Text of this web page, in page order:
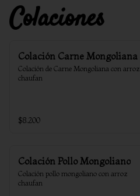
Colaciones
Colación Carne Mongoliana
Colación de Carne Mongoliana con arroz
chaufan
$8.200
Colación Pollo Mongoliano
Colación pollo mongoliano con arroz
chaufan